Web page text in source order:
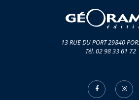
13 RUE DU PORT 29840
Tél. 02 98 33 61 72